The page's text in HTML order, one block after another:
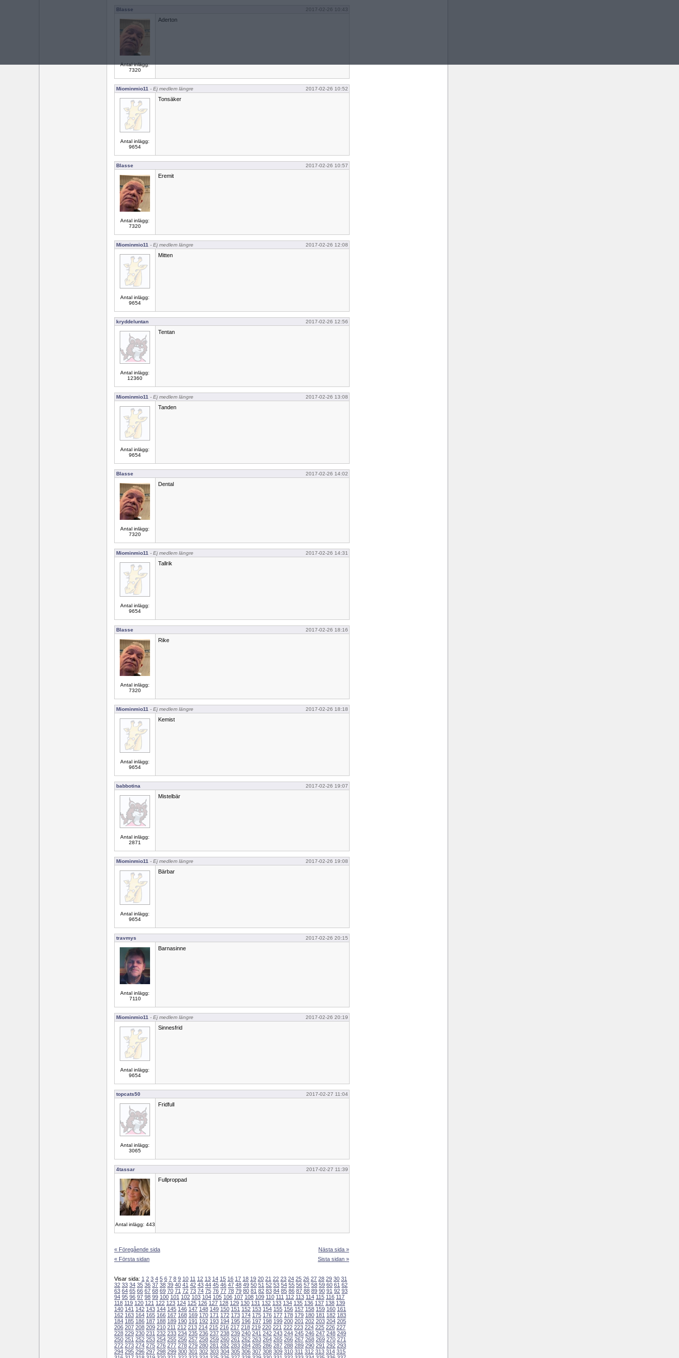
Blasse 2017-02-26 10:43
Antal inlägg:
7320
Aderton
Miominmio11 - Ej medlem längre 2017-02-26 10:52
Antal inlägg:
9654
Tonsäker
Blasse 2017-02-26 10:57
Antal inlägg:
7320
Eremit
Miominmio11 - Ej medlem längre 2017-02-26 12:08
Antal inlägg:
9654
Mitten
kryddeluntan 2017-02-26 12:56
Antal inlägg:
12360
Tentan
Miominmio11 - Ej medlem längre 2017-02-26 13:08
Antal inlägg:
9654
Tanden
Blasse 2017-02-26 14:02
Antal inlägg:
7320
Dental
Miominmio11 - Ej medlem längre 2017-02-26 14:31
Antal inlägg:
9654
Tallrik
Blasse 2017-02-26 18:16
Antal inlägg:
7320
Rike
Miominmio11 - Ej medlem längre 2017-02-26 18:18
Antal inlägg:
9654
Kemist
babbotina 2017-02-26 19:07
Antal inlägg:
2871
Mistelbär
Miominmio11 - Ej medlem längre 2017-02-26 19:08
Antal inlägg:
9654
Bärbar
travmys 2017-02-26 20:15
Antal inlägg:
7110
Barnasinne
Miominmio11 - Ej medlem längre 2017-02-26 20:19
Antal inlägg:
9654
Sinnesfrid
topcats50 2017-02-27 11:04
Antal inlägg:
3065
Fridfull
4tassar 2017-02-27 11:39
Antal inlägg: 443
Fullproppad
« Föregående sida
« Första sidan
Nästa sida »
Sista sidan »
Visar sida: 1 2 3 4 5 6 7 8 9 10 11 12 13 14 15 16 17 18 19 20 21 22 23 24 25 26 27 28 29 30 31
32 33 34 35 36 37 38 39 40 41 42 43 44 45 46 47 48 49 50 51 52 53 54 55 56 57 58 59 60 61 62
63 64 65 66 67 68 69 70 71 72 73 74 75 76 77 78 79 80 81 82 83 84 85 86 87 88 89 90 91 92 93
94 95 96 97 98 99 100 101 102 103 104 105 106 107 108 109 110 111 112 113 114 115 116 117
118 119 120 121 122 123 124 125 126 127 128 129 130 131 132 133 134 135 136 137 138 139
140 141 142 143 144 145 146 147 148 149 150 151 152 153 154 155 156 157 158 159 160 161
162 163 164 165 166 167 168 169 170 171 172 173 174 175 176 177 178 179 180 181 182 183
184 185 186 187 188 189 190 191 192 193 194 195 196 197 198 199 200 201 202 203 204 205
206 207 208 209 210 211 212 213 214 215 216 217 218 219 220 221 222 223 224 225 226 227
228 229 230 231 232 233 234 235 236 237 238 239 240 241 242 243 244 245 246 247 248 249
250 251 252 253 254 255 256 257 258 259 260 261 262 263 264 265 266 267 268 269 270 271
272 273 274 275 276 277 278 279 280 281 282 283 284 285 286 287 288 289 290 291 292 293
294 295 296 297 298 299 300 301 302 303 304 305 306 307 308 309 310 311 312 313 314 315